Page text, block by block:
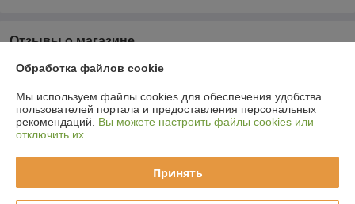
Отзывы о магазине
У компании пока нет отзывов, добавьте первый
О нас
Доставка и оплата
Обработка файлов cookie
Мы используем файлы cookies для обеспечения удобства
пользователей портала и предоставления персональных
рекомендаций. Вы можете настроить файлы cookies или
отключить их.
Принять